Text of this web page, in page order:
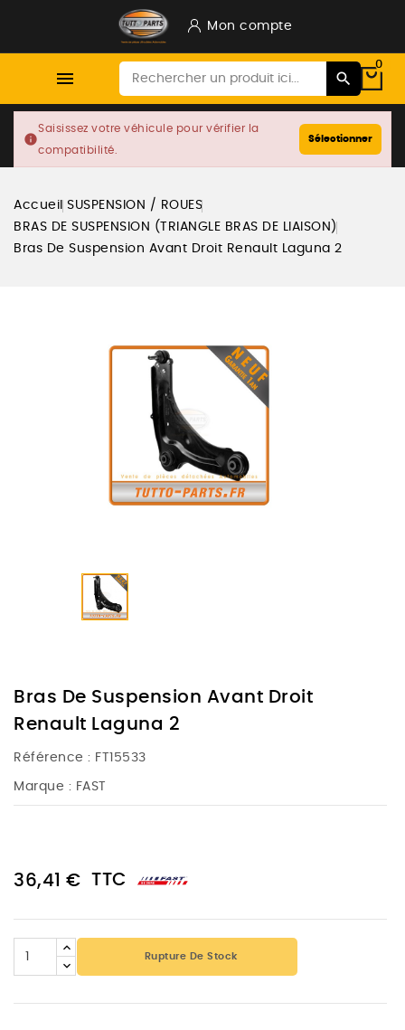
Mon compte

0
info
Saisissez votre véhicule pour vérifier la
compatibilité.
Sélectionner
Accueil SUSPENSION / ROUES
BRAS DE SUSPENSION (TRIANGLE BRAS DE LIAISON)
Bras De Suspension Avant Droit Renault Laguna 2
Bras De Suspension Avant Droit
Renault Laguna 2
Référence : FT15533
Marque : FAST
36,41 € TTC
Rupture De Stock